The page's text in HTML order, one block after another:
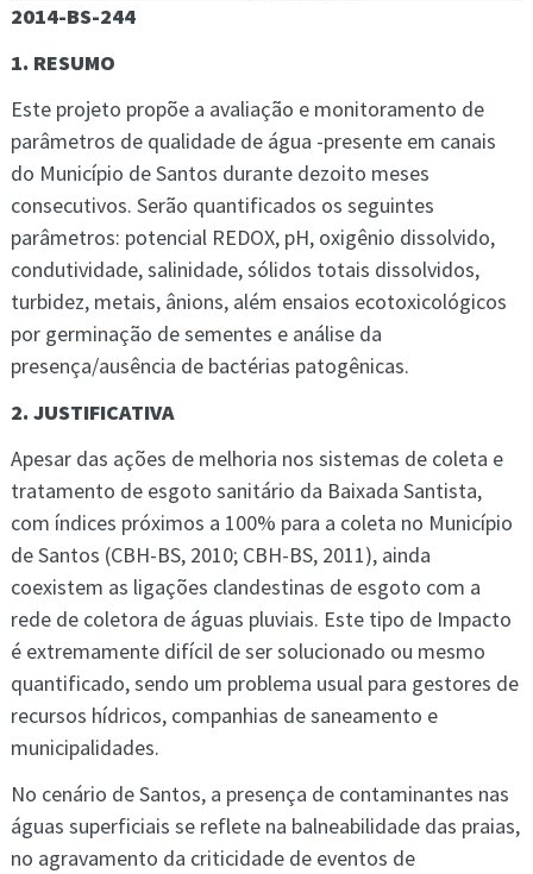
2014-BS-244
1. RESUMO
Este projeto propõe a avaliação e monitoramento de
parâmetros de qualidade de água -presente em canais
do Município de Santos durante dezoito meses
consecutivos. Serão quantificados os seguintes
parâmetros: potencial REDOX, pH, oxigênio dissolvido,
condutividade, salinidade, sólidos totais dissolvidos,
turbidez, metais, ânions, além ensaios ecotoxicológicos
por germinação de sementes e análise da
presença/ausência de bactérias patogênicas.
2. JUSTIFICATIVA
Apesar das ações de melhoria nos sistemas de coleta e
tratamento de esgoto sanitário da Baixada Santista,
com índices próximos a 100% para a coleta no Município
de Santos (CBH-BS, 2010; CBH-BS, 2011), ainda
coexistem as ligações clandestinas de esgoto com a
rede de coletora de águas pluviais. Este tipo de Impacto
é extremamente difícil de ser solucionado ou mesmo
quantificado, sendo um problema usual para gestores de
recursos hídricos, companhias de saneamento e
municipalidades.
No cenário de Santos, a presença de contaminantes nas
águas superficiais se reflete na balneabilidade das praias,
no agravamento da criticidade de eventos de